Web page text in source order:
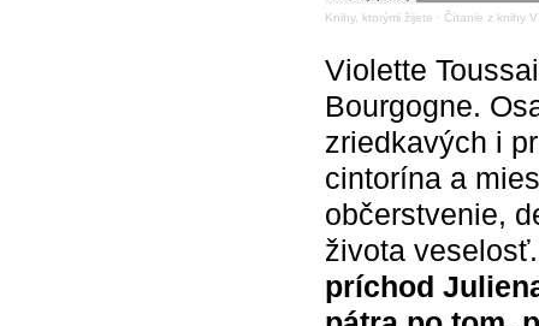
Knihy, ktorými žijete · Čítanie z knihy
Violette
Bourgogne.
zriedkavých i
cintorína a
občerstvenie,
života
príchod